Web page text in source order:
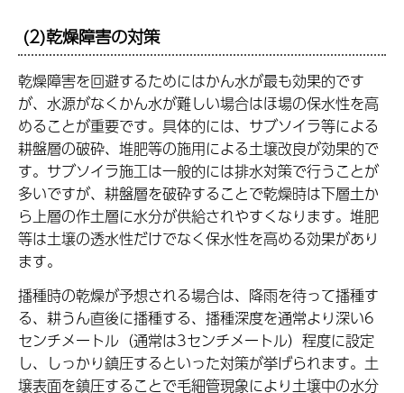
(2)乾燥障害の対策
乾燥障害を回避するためにはかん水が最も効果的です
が、水源がなくかん水が難しい場合はほ場の保水性を高
めることが重要です。具体的には、サブソイラ等による
耕盤層の破砕、堆肥等の施用による土壌改良が効果的で
す。サブソイラ施工は一般的には排水対策で行うことが
多いですが、耕盤層を破砕することで乾燥時は下層土か
ら上層の作土層に水分が供給されやすくなります。堆肥
等は土壌の透水性だけでなく保水性を高める効果があり
ます。
播種時の乾燥が予想される場合は、降雨を待って播種す
る、耕うん直後に播種する、播種深度を通常より深い6
センチメートル（通常は3センチメートル）程度に設定
し、しっかり鎮圧するといった対策が挙げられます。土
壌表面を鎮圧することで毛細管現象により土壌中の水分